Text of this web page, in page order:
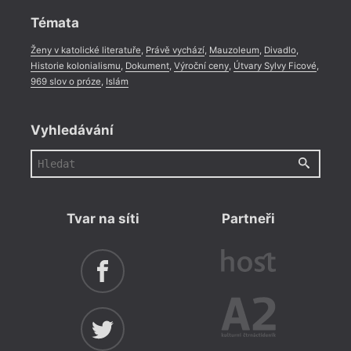
Témata
Ženy v katolické literatuře, Právě vychází, Mauzoleum, Divadlo,
Historie kolonialismu, Dokument, Výroční ceny, Útvary Sylvy Ficové,
969 slov o próze, Islám
Vyhledávání
Tvar na síti Partneři